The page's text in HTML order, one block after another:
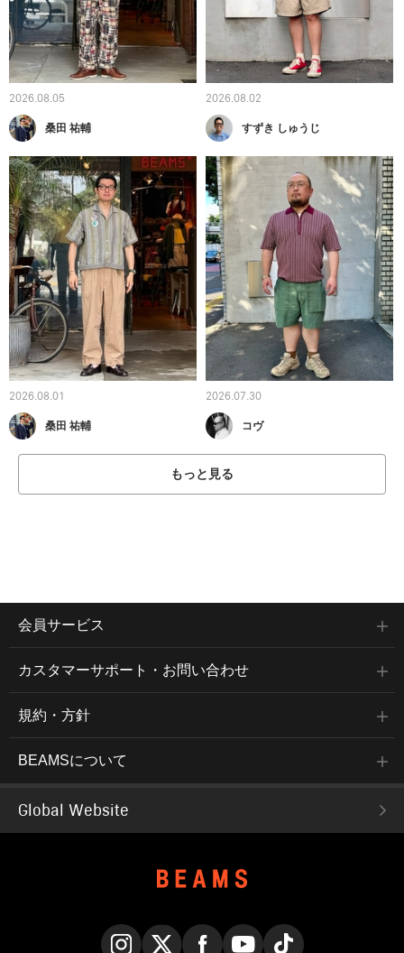
2026.08.05
桑田 祐輔
2026.08.02
すずき しゅうじ
2026.08.01
桑田 祐輔
2026.07.30
コヴ
もっと見る
会員サービス
カスタマーサポート・お問い合わせ
規約・方針
BEAMSについて
Global Website